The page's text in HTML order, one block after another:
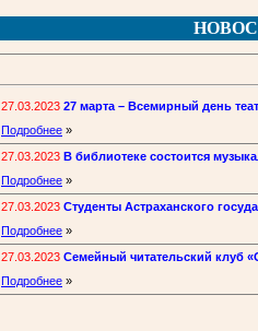
27.03.2023 27 марта – Всемирный день
Подробнее »
27.03.2023 В библиотеке состоится
Подробнее »
27.03.2023 Студенты Астраханского
Подробнее »
27.03.2023 Семейный читательский клуб
Подробнее »